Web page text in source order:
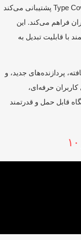
سرفیس پرو ۱۰ همچنان از Surface Pen و Type Cover پشتیبانی می‌کند
فراهم می‌کند. این
قابلیت تبدیل به
بهبود یافته، پردازنده‌های جدید، و
حرفه‌ای،
قابل حمل و قدرتمند